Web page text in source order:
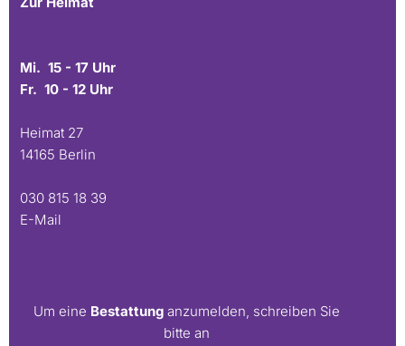
Mi. 15 - 17 Uhr
Fr. 10 - 12 Uhr
Heimat 27
14165 Berlin
030 815 18 39
E-Mail
Um eine Bestattung anzumelden, schreiben Sie
bitte an